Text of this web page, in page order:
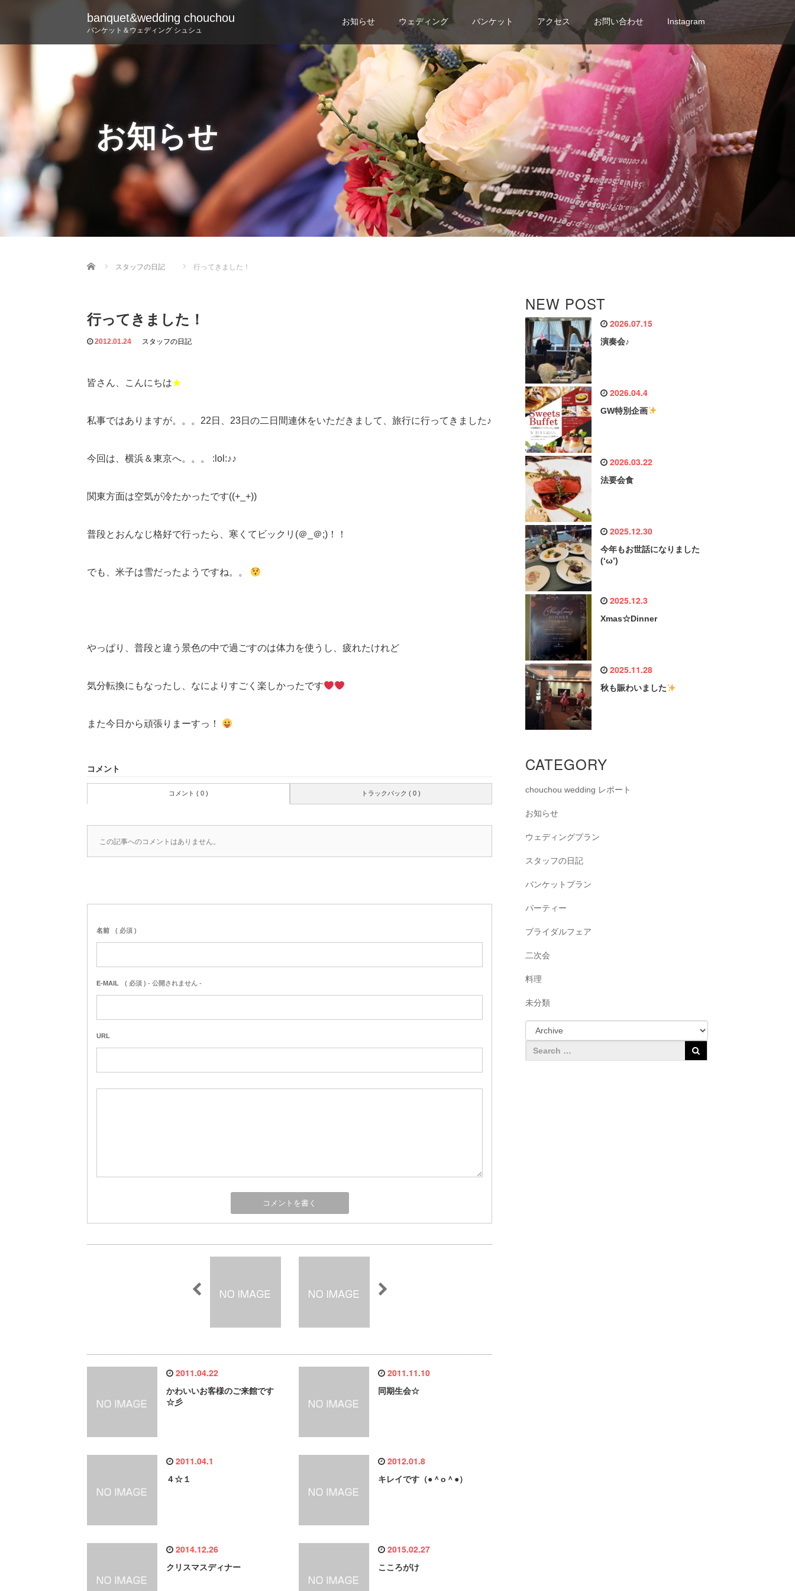
banquet&wedding chouchou
バンケット＆ウェディング シュシュ
お知らせ ウェディング バンケット アクセス お問い合わせ Instagram
お知らせ
Home スタッフの日記 行ってきました！
行ってきました！
2012.01.24 スタッフの日記
皆さん、こんにちは★
私事ではありますが。。。22日、23日の二日間連休をいただきまして、旅行に行ってきました♪
今回は、横浜＆東京へ。。。 :lol:♪♪
関東方面は空気が冷たかったです((+_+))
普段とおんなじ格好で行ったら、寒くてビックリ(＠_＠;)！！
でも、米子は雪だったようですね。。
やっぱり、普段と違う景色の中で過ごすのは体力を使うし、疲れたけれど
気分転換にもなったし、なによりすごく楽しかったです
また今日から頑張りまーすっ！
コメント
コメント ( 0 ) トラックバック ( 0 )
この記事へのコメントはありません。
名前 ( 必須 )
E-MAIL ( 必須 ) - 公開されません -
URL
2011.04.22
かわいいお客様のご来館です
☆彡
2011.11.10
同期生会☆
2011.04.1
４☆１
2012.01.8
キレイです（●＾o＾●）
2014.12.26
クリスマスディナー
2015.02.27
こころがけ
NEW POST
2026.07.15
演奏会♪
2026.04.4
GW特別企画
2026.03.22
法要会食
2025.12.30
今年もお世話になりました
(‘ω’)
2025.12.3
Xmas☆Dinner
2025.11.28
秋も賑わいました
CATEGORY
chouchou wedding レポート
お知らせ
ウェディングプラン
スタッフの日記
バンケットプラン
パーティー
ブライダルフェア
二次会
料理
未分類